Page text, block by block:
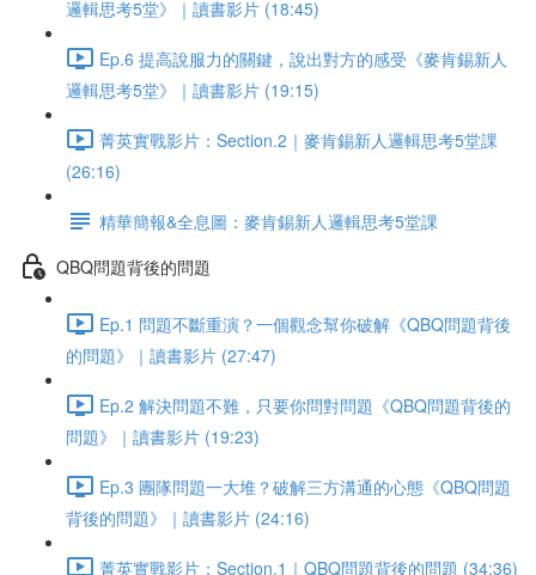
邏輯思考5堂》｜讀書影片 (18:45)
Ep.6 提高說服力的關鍵，說出對方的感受《麥肯錫新人
邏輯思考5堂》｜讀書影片 (19:15)
菁英實戰影片：Section.2｜麥肯錫新人邏輯思考5堂課
(26:16)
精華簡報&全息圖：麥肯錫新人邏輯思考5堂課
QBQ問題背後的問題
Ep.1 問題不斷重演？一個觀念幫你破解《QBQ問題背後
的問題》｜讀書影片 (27:47)
Ep.2 解決問題不難，只要你問對問題《QBQ問題背後的
問題》｜讀書影片 (19:23)
Ep.3 團隊問題一大堆？破解三方溝通的心態《QBQ問題
背後的問題》｜讀書影片 (24:16)
菁英實戰影片：Section.1｜QBQ問題背後的問題 (34:36)